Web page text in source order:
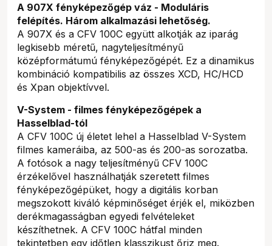
A 907X fényképezőgép váz - Moduláris
felépítés. Három alkalmazási lehetőség.
A 907X és a CFV 100C együtt alkotják az iparág
legkisebb méretű, nagyteljesítményű
középformátumú fényképezőgépét. Ez a dinamikus
kombináció kompatibilis az összes XCD, HC/HCD
és Xpan objektívvel.
V-System - filmes fényképezőgépek a
Hasselblad-tól
A CFV 100C új életet lehel a Hasselblad V-System
filmes kameráiba, az 500-as és 200-as sorozatba.
A fotósok a nagy teljesítményű CFV 100C
érzékelővel használhatják szeretett filmes
fényképezőgépüket, hogy a digitális korban
megszokott kiváló képminőséget érjék el, miközben
derékmagasságban egyedi felvételeket
készíthetnek. A CFV 100C hátfal minden
tekintetben egy időtlen klasszikust őriz meg.